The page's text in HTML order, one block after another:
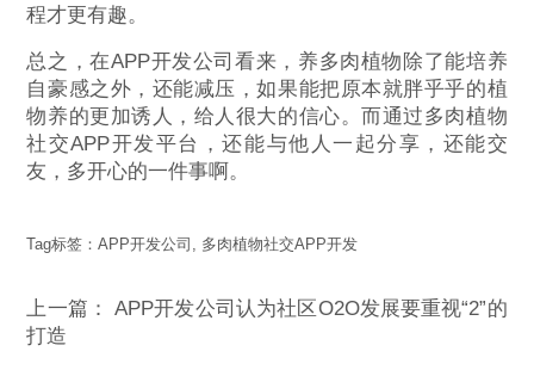
程才更有趣。
总之，在APP开发公司看来，养多肉植物除了能培养
自豪感之外，还能减压，如果能把原本就胖乎乎的植
物养的更加诱人，给人很大的信心。而通过多肉植物
社交APP开发平台，还能与他人一起分享，还能交
友，多开心的一件事啊。
Tag标签：APP开发公司 多肉植物社交APP开发
上一篇：APP开发公司认为社区O2O发展要重视“2”的
打造